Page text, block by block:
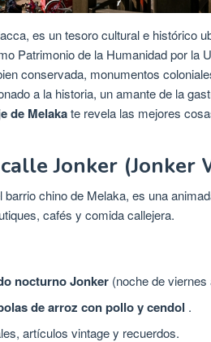
es un tesoro cultural e histórico
Patrimonio de la Humanidad por la
conservada, monumentos
a la historia, un amante de la
de Melakate revela las mejores
Jonker (Jonker
chino de Melaka, es una
cafés y comida callejera.
nocturno Jonker (noche de viernes
de arroz con pollo y cendol .
artículos vintage y recuerdos.